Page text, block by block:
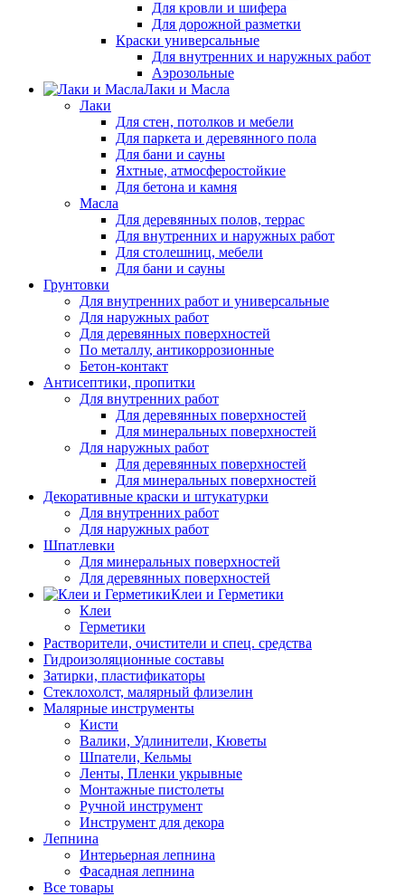
Для кровли и шифера
Для дорожной разметки
Краски универсальные
Для внутренних и наружных работ
Аэрозольные
Лаки и Масла
Лаки
Для стен, потолков и мебели
Для паркета и деревянного пола
Для бани и сауны
Яхтные, атмосферостойкие
Для бетона и камня
Масла
Для деревянных полов, террас
Для внутренних и наружных работ
Для столешниц, мебели
Для бани и сауны
Грунтовки
Для внутренних работ и универсальные
Для наружных работ
Для деревянных поверхностей
По металлу, антикоррозионные
Бетон-контакт
Антисептики, пропитки
Для внутренних работ
Для деревянных поверхностей
Для минеральных поверхностей
Для наружных работ
Для деревянных поверхностей
Для минеральных поверхностей
Декоративные краски и штукатурки
Для внутренних работ
Для наружных работ
Шпатлевки
Для минеральных поверхностей
Для деревянных поверхностей
Клеи и Герметики
Клеи
Герметики
Растворители, очистители и спец. средства
Гидроизоляционные составы
Затирки, пластификаторы
Стеклохолст, малярный флизелин
Малярные инструменты
Кисти
Валики, Удлинители, Кюветы
Шпатели, Кельмы
Ленты, Пленки укрывные
Монтажные пистолеты
Ручной инструмент
Инструмент для декора
Лепнина
Интерьерная лепнина
Фасадная лепнина
Все товары